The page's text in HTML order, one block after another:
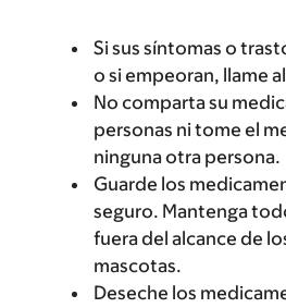
Si sus síntomas o
o si empeoran, llame
No comparta su
personas ni tome el
ninguna otra persona.
Guarde los
seguro. Mantenga
fuera del alcance de
mascotas.
Deseche los